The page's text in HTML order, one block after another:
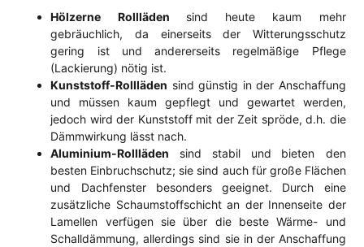
Hölzerne Rollläden sind heute kaum mehr
gebräuchlich, da einerseits der Witterungsschutz
gering ist und andererseits regelmäßige Pflege
(Lackierung) nötig ist.
Kunststoff-Rollläden sind günstig in der Anschaffung
und müssen kaum gepflegt und gewartet werden,
jedoch wird der Kunststoff mit der Zeit spröde, d.h. die
Dämmwirkung lässt nach.
Aluminium-Rollläden sind stabil und
bieten den
besten Einbruchschutz; sie sind auch für große Flächen
und Dachfenster besonders geeignet. Durch eine
zusätzliche Schaumstoffschicht an der Innenseite der
Lamellen verfügen sie über die beste Wärme- und
Schalldämmung, allerdings sind sie in der Anschaffung